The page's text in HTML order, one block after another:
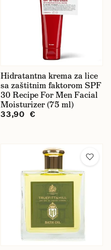
Hidratantna krema za lice
sa zaštitnim faktorom SPF
30 Recipe For Men Facial
Moisturizer (75 ml)
33,90 €